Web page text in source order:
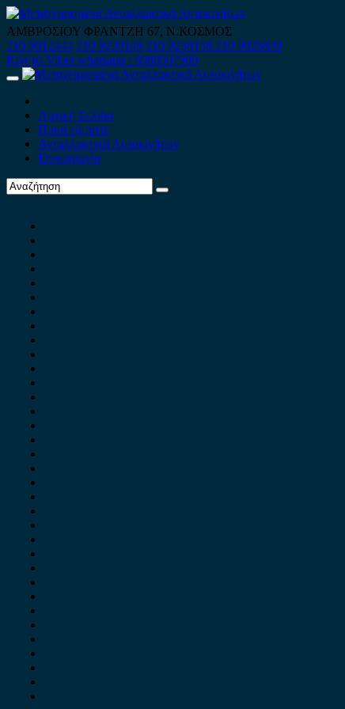
Skip
to
content
ΑΜΒΡΟΣΙΟΥ ΦΡΑΝΤΖΗ 67, Ν.ΚΟΣΜΟΣ
210 9012444 210 9239148 210 9238158 210 9026839
Κινητό-Viber-whatsapp : 6980507900
Primary
Αρχική Σελίδα
Ποιοί είμαστε
Ανταλλακτικά Αυτοκινήτων
Επικοινωνία